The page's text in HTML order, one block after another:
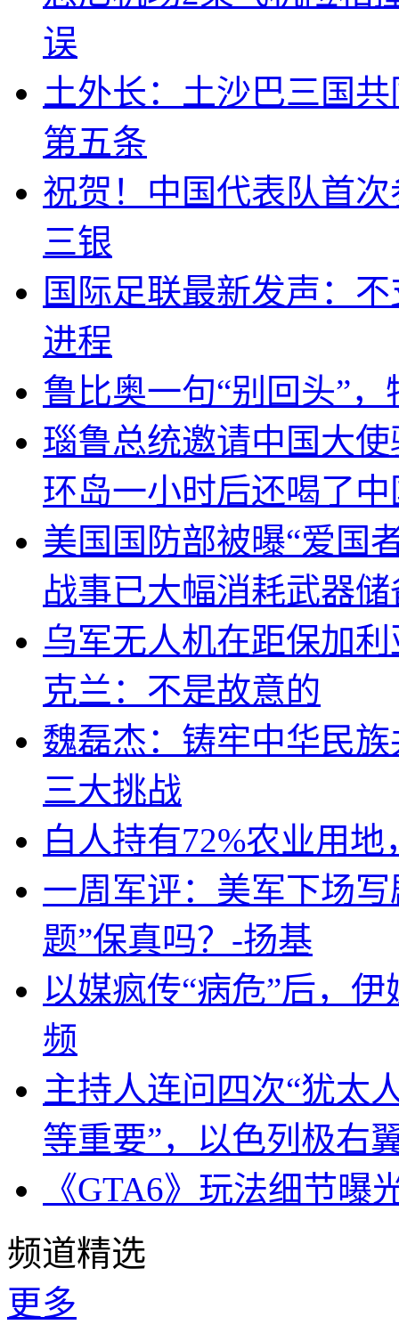
误
土外长：土沙巴三国
第五条
祝贺！中国代表队首
三银
国际足联最新发声：
进程
鲁比奥一句“别回头”
瑙鲁总统邀请中国大
环岛一小时后还喝了
美国国防部被曝“爱国
战事已大幅消耗武器储
乌军无人机在距保加
克兰：不是故意的
魏磊杰：铸牢中华民
三大挑战
白人持有72%农业用
一周军评：美军下场
题”保真吗？-扬基
以媒疯传“病危”后，
频
主持人连问四次“犹太
等重要”，以色列极右
《GTA6》玩法细节
频道精选
更多